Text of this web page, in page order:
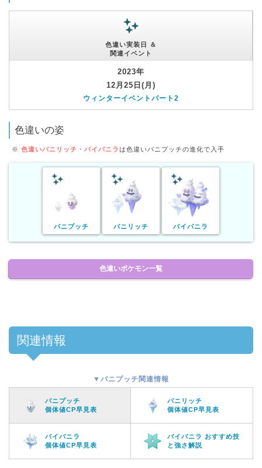
色違い実装日 ＆
関連イベント
2023年
12月25日(月)
ウィンターイベントパート2
色違いの姿
※ 色違いバニリッチ・バイバニラは色違いバニプッチの進化で入手
バニプッチ バニリッチ バイバニラ
色違いポケモン一覧
関連情報
▼バニプッチ関連情報
バニプッチ
個体値CP早見表
バニリッチ
個体値CP早見表
バイバニラ
個体値CP早見表
バイバニラ おすすめ技
と強さ解説